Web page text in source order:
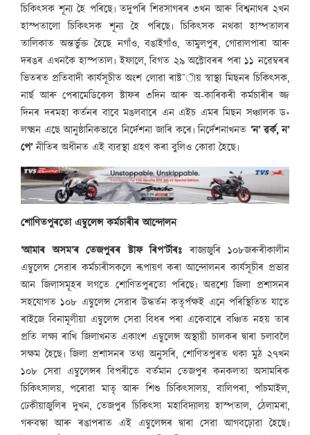
চিকিৎসক শূন্য হৈ পৰিছে৷ তদুপৰি শিৱসাগৰৰ ৩খন আৰু বিশ্বনাথৰ ২খন
হাস্পতালো চিকিৎসক শূন্য হৈ পৰিছে৷ চিকিৎসক নথকা হাস্পতালৰ
তালিকাত অন্তৰ্ভুক্ত হৈছে নগাঁও, বঙাইগাঁও, তামুলপুৰ, গোৱালপাৰা আৰু
দৰঙৰ এখনকৈ হাস্পতাল৷ ইফালে, বিগত ২৯ অক্টোবৰৰ পৰা ১১ নৱেম্বৰৰ
ভিতৰত প্ৰতিবাদী কাৰ্যসূচীত অংশ লোৱা ৰাষ্ট˜ীয় স্বাস্থ্য মিছনৰ চিকিৎসক,
নাৰ্ছ আৰু পেৰামেডিকেল ষ্টাফৰ ৩দিন আৰু অ-কাৰিকৰী কৰ্মচাৰীৰ জ্জ
দিনৰ দৰমহা কৰ্তনৰ বাবে মঙলবাৰে এন এইচ এমৰ মিছন সঞ্চালক ড॰
লক্ষ্মন এছে আনুষ্ঠানিকভাৱে নিৰ্দেশনা জাৰি কৰে৷ নিৰ্দেশনাখনত ‘ন’ ৱৰ্ক, ন’
পে’নীতিৰ অধীনত এই ব্যৱস্থা গ্ৰহণ কৰা বুলিও কোৱা হৈছে৷
শোণিতপুৰতো এম্বুলেন্স কৰ্মচাৰীৰ আন্দোলন
‘আমাৰ অসম’ৰ তেজপুৰৰ ষ্টাফ ৰিপ’ৰ্টাৰঃ ৰাজ্যজুৰি ১০৮জৰুৰীকালীন
এম্বুলেন্স সেৱাৰ কৰ্মচাৰীসকলে ৰূপায়ণ কৰা আন্দোলনৰ কাৰ্যসূচীৰ প্ৰভাৱ
আন জিলাসমূহৰ লগতে শোণিতপুৰতো পৰিছে৷ অৱশ্যে জিলা প্ৰশাসনৰ
সহযোগত ১০৮ এম্বুলেন্স সেৱাৰ উদ্ধৰ্তন কতৃৰ্পক্ষই এনে পৰিস্থিতিত যাতে
ৰাইজে বিনামূলীয়া এম্বুলেন্স সেৱা বিধৰ পৰা একেবাৰে বঞ্চিত নহয় তাৰ
প্ৰতি লক্ষ্য ৰাখি জিলাখনত একাংশ এম্বুলেন্স অস্থায়ী চালকৰ দ্বাৰা চলাবলৈ
সক্ষম হৈছে৷ জিলা প্ৰশাসনৰ তথ্য অনুসৰি, শোণিতপুৰত থকা মুঠ ২৭খন
১০৮ সেৱা এম্বুলেন্সৰ বিপৰীতে বৰ্তমান তেজপুৰ কনকলতা অসামৰিক
চিকিৎসালয়, পৰোৱা মাতৃ আৰু শিশু চিকিৎসালয়, বালিপৰা, পাঁচমাইল,
ঢেকীয়াজুলিৰ দুখন, তেজপুৰ চিকিৎসা মহাবিদ্যালয় হাস্পতাল, ঠেলামৰা,
গৰুবন্ধা আৰু ৰঙাপৰাত এই এম্বুলেন্সৰ দ্বাৰা সেৱা আগবঢ়োৱা হৈছে৷